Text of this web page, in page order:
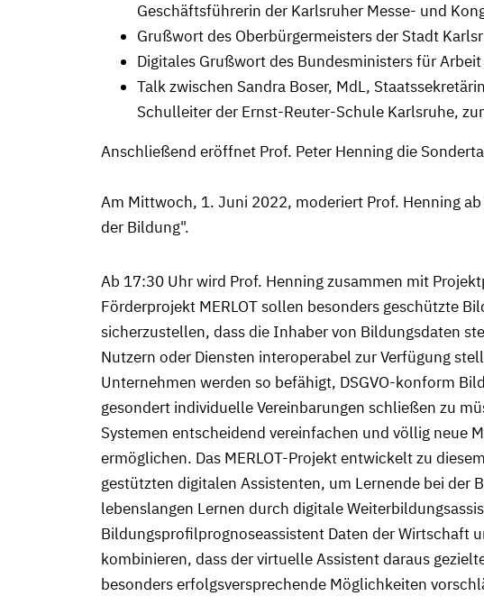
Geschäftsführerin der Karlsruher Messe- und
Grußwort des Oberbürgermeisters der Stadt
Digitales Grußwort des Bundesministers für
Talk zwischen Sandra Boser, MdL,
Schulleiter der Ernst-Reuter-Schule Karlsruhe,
Anschließend eröffnet Prof. Peter Henning die
Am Mittwoch, 1. Juni 2022, moderiert Prof. Henning
der Bildung".
Ab 17:30 Uhr wird Prof. Henning zusammen mit
Förderprojekt MERLOT sollen besonders geschützte
sicherzustellen, dass die Inhaber von Bildungsdaten
Nutzern oder Diensten interoperabel zur Verfügung
Unternehmen werden so befähigt, DSGVO-konform
gesondert individuelle Vereinbarungen schließen zu
Systemen entscheidend vereinfachen und völlig neue
ermöglichen. Das MERLOT-Projekt entwickelt zu
gestützten digitalen Assistenten, um Lernende bei
lebenslangen Lernen durch digitale
Bildungsprofilprognoseassistent Daten der
kombinieren, dass der virtuelle Assistent daraus
besonders erfolgsversprechende Möglichkeiten